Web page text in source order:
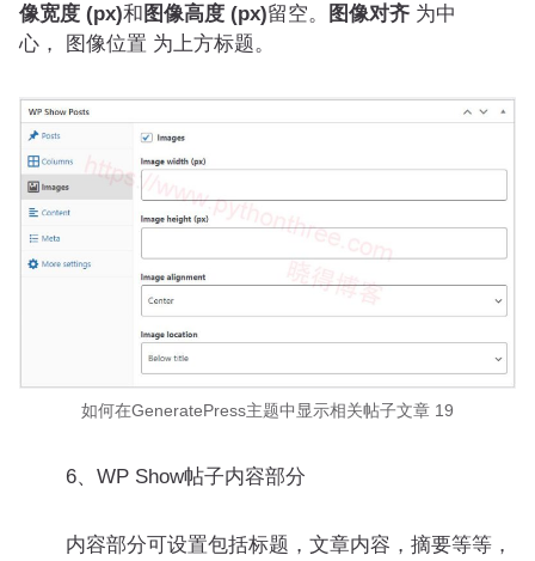
像宽度 (px)和 图像高度 (px)留空。 图像对齐 为中
心， 图像位置 为上方标题。
如何在GeneratePress主题中显示相关帖子文章 19
6、WP Show帖子内容部分
内容部分可设置包括标题，文章内容，摘要等等，